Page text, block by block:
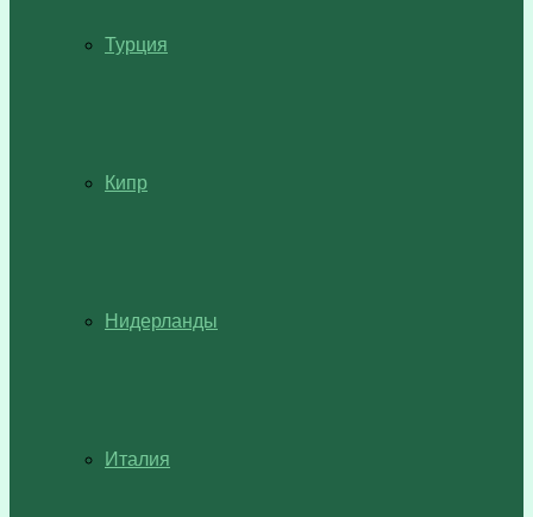
Турция
Кипр
Нидерланды
Италия